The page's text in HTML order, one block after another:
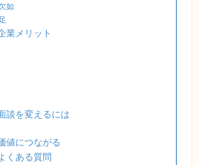
如
業メリット
談を変えるには
値につながる
くある質問